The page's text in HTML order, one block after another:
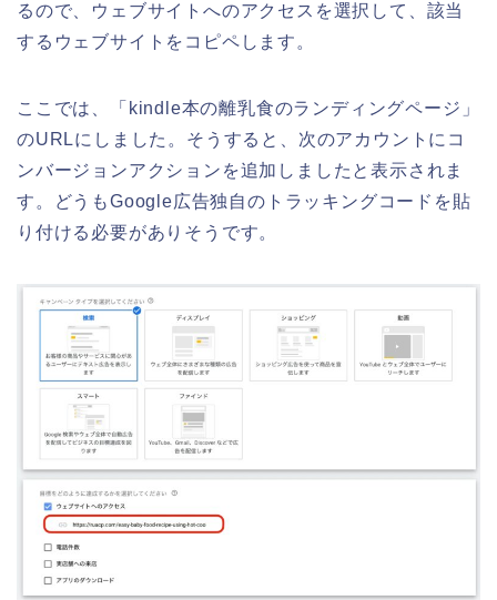
るので、ウェブサイトへのアクセスを選択して、該当
するウェブサイトをコピペします。
ここでは、「kindle本の離乳食のランディングページ」
のURLにしました。そうすると、次のアカウントにコ
ンバージョンアクションを追加しましたと表示されま
す。どうもGoogle広告独自のトラッキングコードを貼
り付ける必要がありそうです。